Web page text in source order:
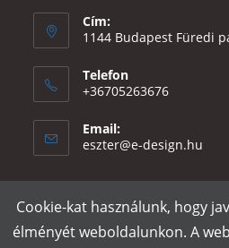
Cím:
1144 Budapest Füredi
Telefon
+36705263676
Email:
eszter@e-design.hu
Rólunk Szállítás és fizetés
Cookie-kat használunk, hogy
élményét weboldalunkon. A